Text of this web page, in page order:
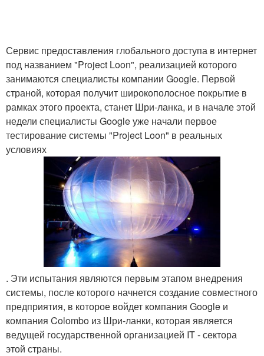
Сервис предоставления глобального доступа в интернет
под названием "Project Loon", реализацией которого
занимаются специалисты компании Google. Первой
страной, которая получит широкополосное покрытие в
рамках этого проекта, станет Шри-ланка, и в начале этой
недели специалисты Google уже начали первое
тестирование системы "Project Loon" в реальных
условиях
. Эти испытания являются первым этапом внедрения
системы, после которого начнется создание совместного
предприятия, в которое войдет компания Google и
компания Colombo из Шри-ланки, которая является
ведущей государственной организацией IT - сектора
этой страны.